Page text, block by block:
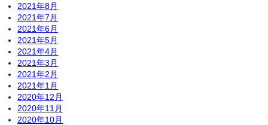
2021年8月
2021年7月
2021年6月
2021年5月
2021年4月
2021年3月
2021年2月
2021年1月
2020年12月
2020年11月
2020年10月